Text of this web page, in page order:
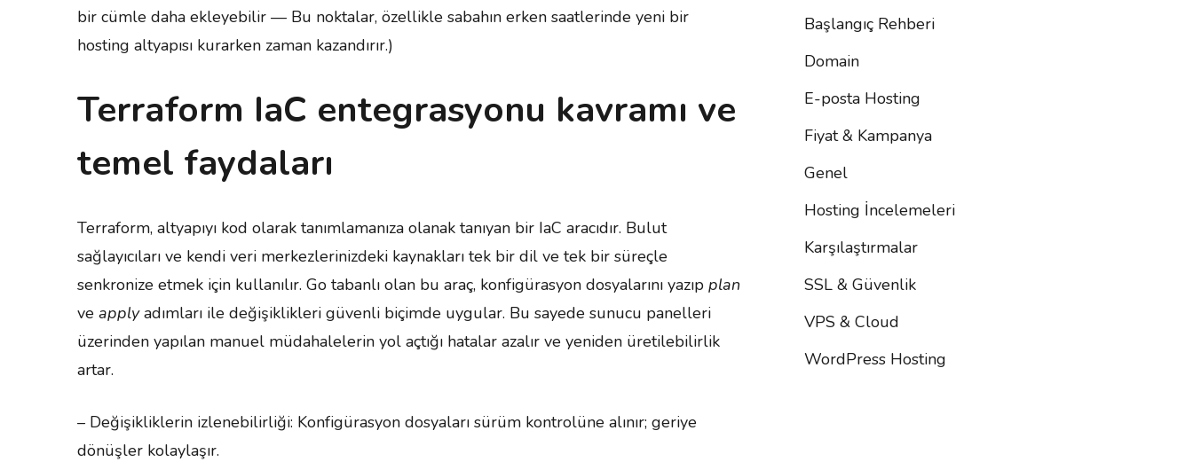
bir cümle daha ekleyebilir — Bu noktalar, özellikle sabahın erken saatlerinde yeni bir
hosting altyapısı kurarken zaman kazandırır.)
Terraform IaC entegrasyonu kavramı ve
temel faydaları
Terraform, altyapıyı kod olarak tanımlamanıza olanak tanıyan bir IaC aracıdır. Bulut
sağlayıcıları ve kendi veri merkezlerinizdeki kaynakları tek bir dil ve tek bir süreçle
senkronize etmek için kullanılır. Go tabanlı olan bu araç, konfigürasyon dosyalarını yazıp plan
ve applyadımları ile değişiklikleri güvenli biçimde uygular. Bu sayede sunucu panelleri
üzerinden yapılan manuel müdahalelerin yol açtığı hatalar azalır ve yeniden üretilebilirlik
artar.
– Değişikliklerin izlenebilirliği: Konfigürasyon dosyaları sürüm kontrolüne alınır; geriye
dönüşler kolaylaşır.
Başlangıç Rehberi
Domain
E-posta Hosting
Fiyat & Kampanya
Genel
Hosting İncelemeleri
Karşılaştırmalar
SSL & Güvenlik
VPS & Cloud
WordPress Hosting